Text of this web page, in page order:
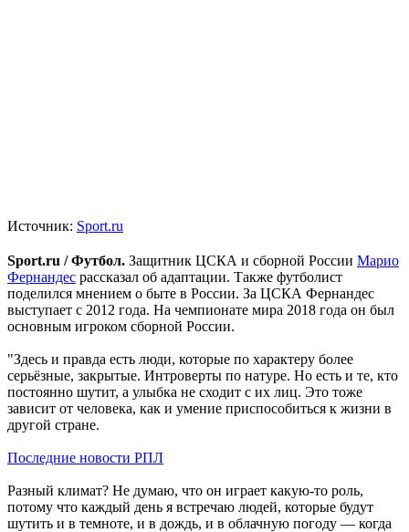
Источник: Sport.ru
Sport.ru / Футбол. Защитник ЦСКА и сборной России Марио
Фернандес рассказал об адаптации. Также футболист
поделился мнением о быте в России. За ЦСКА Фернандес
выступает с 2012 года. На чемпионате мира 2018 года он был
основным игроком сборной России.
"Здесь и правда есть люди, которые по характеру более
серьёзные, закрытые. Интроверты по натуре. Но есть и те, кто
постоянно шутит, а улыбка не сходит с их лиц. Это тоже
зависит от человека, как и умение приспособиться к жизни в
другой стране.
Последние новости РПЛ
Разный климат? Не думаю, что он играет какую-то роль,
потому что каждый день я встречаю людей, которые будут
шутить и в темноте, и в дождь, и в облачную погоду — когда